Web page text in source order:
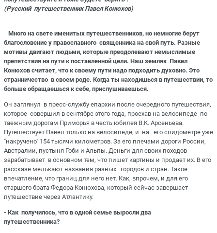
(Русский путешественник Павел Конюхов)
Много на свете именитых путешественников, но немногие берут
благословение у православного священника на свой путь. Разные
мотивы двигают людьми, которые преодолевают немыслимые
препятствия на пути к поставленной цели. Наш земляк Павел
Конюхов считает, что к своему пути надо подходить духовно. Это
странничество в своем роде. Когда ты находишься в путешествии, то
больше обращаешься к себе, прислушиваешься.
Он заглянул в пресс-службу епархии после очередного путешествия,
которое совершил в сентябре этого года, проехав на велосипеде по
таежным дорогам Приморья в честь юбилея В.К. Арсеньева.
Путешествует Павел только на велосипеде, и на его спидометре уже
"накручено" 154 тысячи километров. За его плечами дороги России,
Австралии, пустыня Гоби и Альпы. Деньги для своих походов
зарабатывает в основном тем, что пишет картины и продает их. В его
рассказе мелькают названия разных городов и стран. Такое
впечатление, что границ для него нет. Как, впрочем, и для его
старшего брата Федора Конюхова, который сейчас завершает
путешествие через Атлантику.
- Как получилось, что в одной семье выросли два
путешественника?